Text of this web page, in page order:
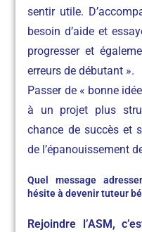
sentir utile.
besoin d’aide et
progresser et
erreurs de débutant ».
Passer de « bonne
à un projet plus
chance de succès et
de l’épanouissement
Quel message
hésite à devenir tuteur
Rejoindre l’ASM,